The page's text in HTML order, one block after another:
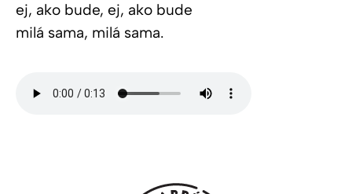
ej, ako bude, ej, ako bude
milá sama, milá sama.